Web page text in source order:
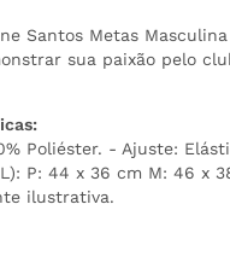
Santos Metas
sua paixão pelo
Poliéster. - Ajuste:
P: 44 x 36 cm M: 46 x
ilustrativa.